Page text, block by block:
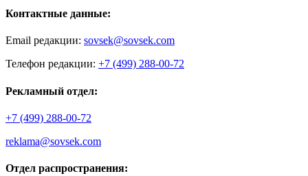
Контактные данные:
Email редакции: sovsek@sovsek.com
Телефон редакции: +7 (499) 288-00-72
Рекламный отдел:
+7 (499) 288-00-72
reklama@sovsek.com
Отдел распространения: